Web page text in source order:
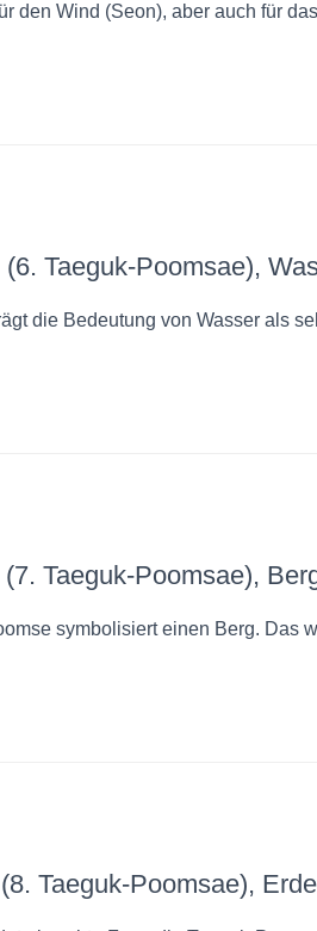
den Wind (Seon), aber auch für
Taeguk-Poomsae),
die Bedeutung von Wasser als
Taeguk-Poomsae),
symbolisiert einen Berg. Das
Taeguk-Poomsae), Erde